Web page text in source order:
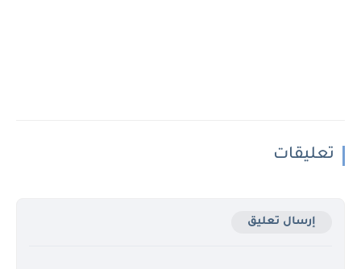
تعليقات
إرسال تعليق